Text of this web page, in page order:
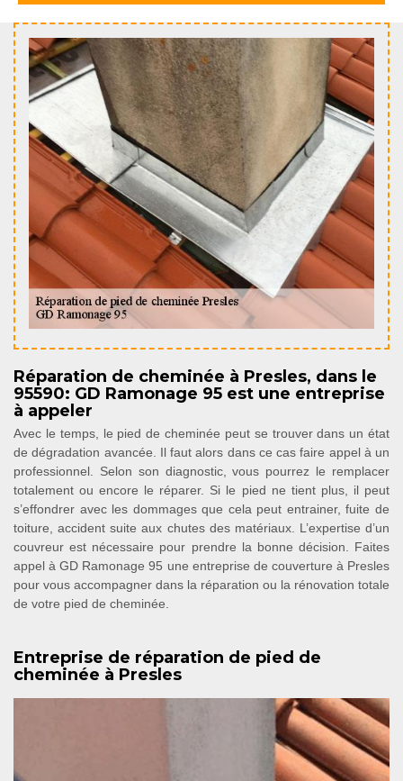
Réparation de cheminée à Presles, dans le
95590: GD Ramonage 95 est une entreprise
à appeler
Avec le temps, le pied de cheminée peut se trouver dans un état
de dégradation avancée. Il faut alors dans ce cas faire appel à un
professionnel. Selon son diagnostic, vous pourrez le remplacer
totalement ou encore le réparer. Si le pied ne tient plus, il peut
s’effondrer avec les dommages que cela peut entrainer, fuite de
toiture, accident suite aux chutes des matériaux. L’expertise d’un
couvreur est nécessaire pour prendre la bonne décision. Faites
appel à GD Ramonage 95 une entreprise de couverture à Presles
pour vous accompagner dans la réparation ou la rénovation totale
de votre pied de cheminée.
Entreprise de réparation de pied de
cheminée à Presles